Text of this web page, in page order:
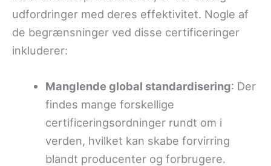
udfordringer med deres effektivitet. Nogle af
de begrænsninger ved disse certificeringer
inkluderer:
Manglende global standardisering: Der
findes mange forskellige
certificeringsordninger rundt om i
verden, hvilket kan skabe forvirring
blandt producenter og forbrugere.